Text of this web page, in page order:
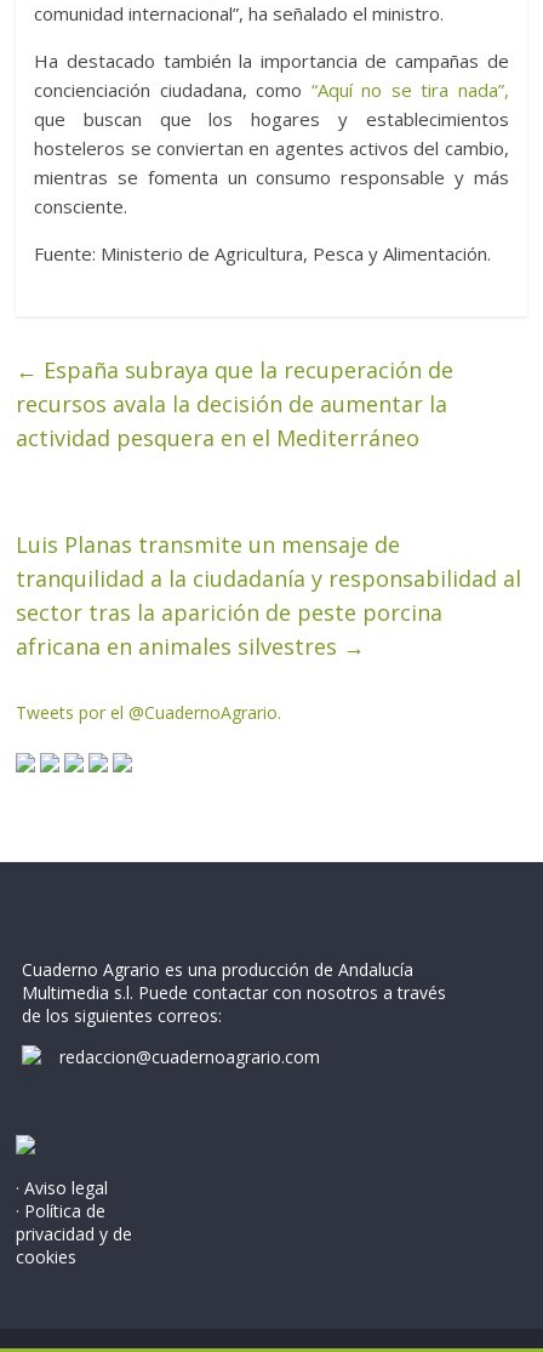
comunidad internacional”, ha señalado el ministro.
Ha destacado también la importancia de campañas de
concienciación ciudadana, como “Aquí no se tira nada”,
que buscan que los hogares y establecimientos
hosteleros se conviertan en agentes activos del cambio,
mientras se fomenta un consumo responsable y más
consciente.
Fuente: Ministerio de Agricultura, Pesca y Alimentación.
← España subraya que la recuperación de
recursos avala la decisión de aumentar la
actividad pesquera en el Mediterráneo
Luis Planas transmite un mensaje de
tranquilidad a la ciudadanía y responsabilidad al
sector tras la aparición de peste porcina
africana en animales silvestres →
Tweets por el @CuadernoAgrario.
Cuaderno Agrario es una producción de Andalucía
Multimedia s.l. Puede contactar con nosotros a través
de los siguientes correos:
redaccion@cuadernoagrario.com
· Aviso legal
· Política de
privacidad y de
cookies